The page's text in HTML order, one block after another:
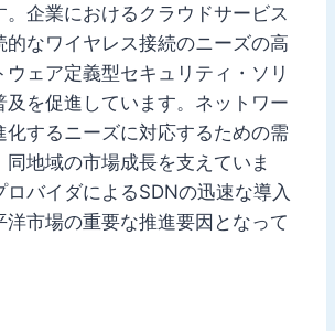
。企業におけるクラウドサービス
的なワイヤレス接続のニーズの高
ウェア定義型セキュリティ・ソリ
及を促進しています。ネットワー
化するニーズに対応するための需
地域の市場成長を支えていま
バイダによるSDNの迅速な導入
洋市場の重要な推進要因となって